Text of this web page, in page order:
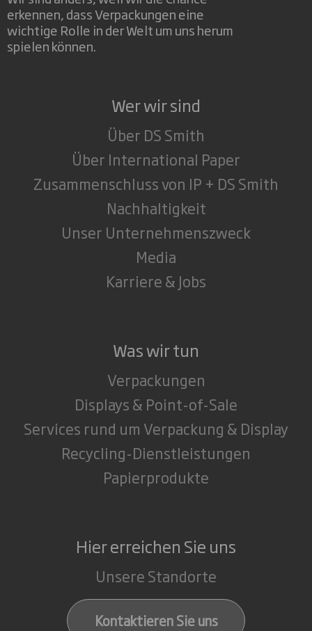
erkennen, dass Verpackungen eine
wichtige Rolle in der Welt um uns herum
spielen können.
Wer wir sind
Über DS Smith
Über International Paper
Zusammenschluss von IP + DS Smith
Nachhaltigkeit
Unser Unternehmenszweck
Media
Karriere & Jobs
Was wir tun
Verpackungen
Displays & Point-of-Sale
Services rund um Verpackung & Display
Recycling-Dienstleistungen
Papierprodukte
Hier erreichen Sie uns
Unsere Standorte
Kontaktieren Sie uns